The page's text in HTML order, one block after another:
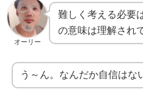
オーリー
難しく考える必要
の意味は理解され
う～ん。なんだか自信はな